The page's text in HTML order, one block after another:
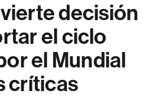
decisión
el ciclo
el Mundial
críticas